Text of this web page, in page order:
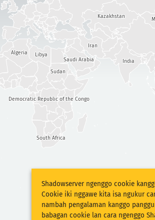
India
Democratic Republic of the Congo
South Africa
Kazakhstan
Libya
Sudan
Iran
Saudi Arabia
Algeria
Shadowserver ngenggo cookie
Cookie iki nggawe kita isa ngukur
nambah pengalaman kanggo
babagan cookie lan cara ngenggo